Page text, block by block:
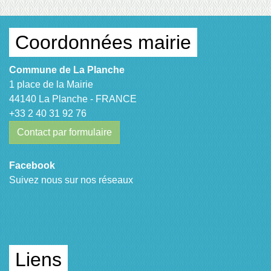
Coordonnées mairie
Commune de La Planche
1 place de la Mairie
44140 La Planche - FRANCE
+33 2 40 31 92 76
Contact par formulaire
Facebook
Suivez nous sur nos réseaux
Liens